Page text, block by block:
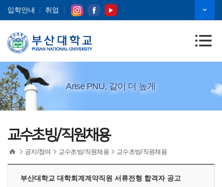
입학안내 취업
Arise PNU, 같이 더 높게
교수초빙/직원채용
공지/참여 교수초빙/직원채용 교수초빙/직원채용
부산대학교 대학회계계약직원 서류전형 합격자 공고